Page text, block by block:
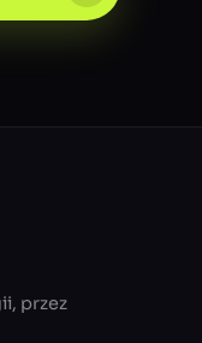
przez